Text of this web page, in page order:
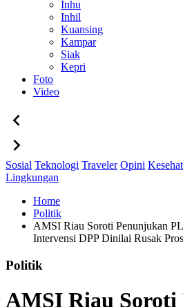
Inhu
Inhil
Kuansing
Kampar
Siak
Kepri
Foto
Video
Sosial Teknologi Traveler Opini
Lingkungan
Home
Politik
AMSI Riau Soroti Penunjukan
Intervensi DPP Dinilai Rusak
Politik
AMSI Riau Soroti